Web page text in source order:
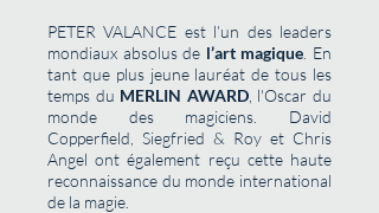
PETER VALANCE est l’un des leaders
mondiaux absolus de l’art magique . En
tant que plus jeune lauréat de tous les
temps du MERLIN AWARD, l'Oscar du
monde des magiciens. David
Copperfield, Siegfried & Roy et Chris
Angel ont également reçu cette haute
reconnaissance du monde international
de la magie.